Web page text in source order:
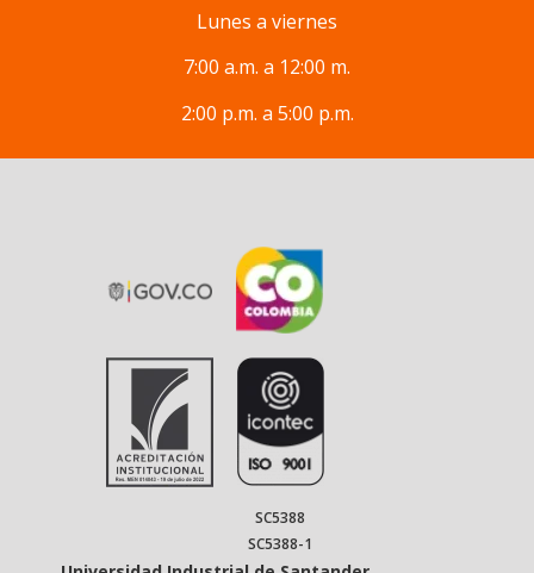
Lunes a viernes
7:00 a.m. a 12:00 m.
2:00 p.m. a 5:00 p.m.